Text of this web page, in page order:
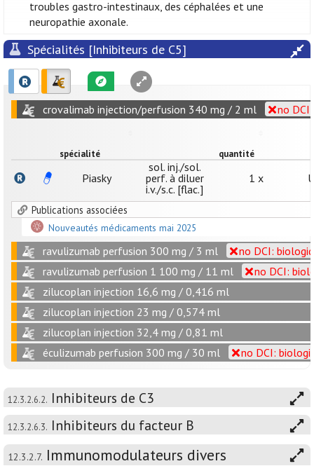
troubles gastro-intestinaux, des céphalées et une
neuropathie axonale.
Spécialités [Inhibiteurs de C5]
crovalimab injection/perfusion 340 mg / 2 ml no
spécialité quantité
Piasky
sol. inj./sol.
perf. à diluer
i.v./s.c. [flac.]
1 x
Publications associées
Nouveautés médicaments mai 2025
ravulizumab perfusion 300 mg / 3 ml
no DCI:
ravulizumab perfusion 1 100 mg / 11 ml
no DCI:
zilucoplan injection 16,6 mg / 0,416 ml
zilucoplan injection 23 mg / 0,574 ml
zilucoplan injection 32,4 mg / 0,81 ml
éculizumab perfusion 300 mg / 30 ml
no DCI:
12.3.2.6.2. Inhibiteurs de C3
12.3.2.6.3. Inhibiteurs du facteur B
12.3.2.7. Immunomodulateurs divers